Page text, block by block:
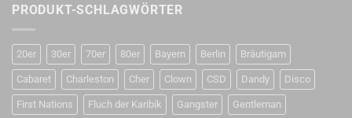
PRODUKT-SCHLAGWÖRTER
20er 30er 70er 80er Bayern Berlin Bräutigam
Cabaret Charleston Cher Clown CSD Dandy Disco
First Nations Fluch der Karibik Gangster Gentleman